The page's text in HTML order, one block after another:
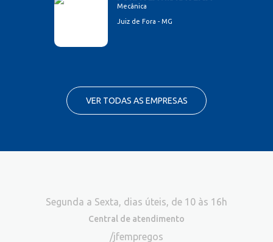
Mecânica
Juiz de Fora - MG
VER TODAS AS EMPRESAS
Segunda a Sexta, dias úteis, de 10 às 16h
Central de atendimento
/jfempregos